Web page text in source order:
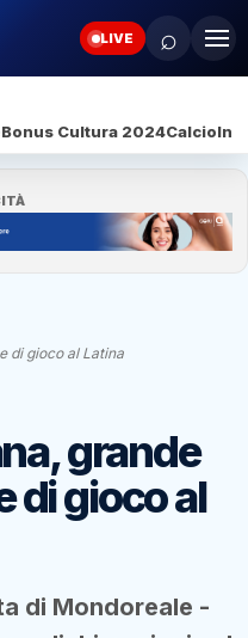
LIVE ⌕
Bonus Cultura 2024Calcio
di gioco al Latina
grande
di gioco al
di Mondoreale -